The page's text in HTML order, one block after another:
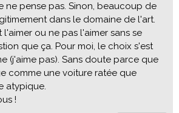
ne pense pas. Sinon, beaucoup de
dans le domaine de l'art.
ou ne pas l'aimer sans se
que ça. Pour moi, le choix s'est
(j'aime pas). Sans doute parce que
comme une voiture ratée que
atypique.
!